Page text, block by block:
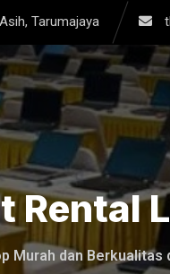
Tarumajaya
Rental
Murah dan Berkualitas